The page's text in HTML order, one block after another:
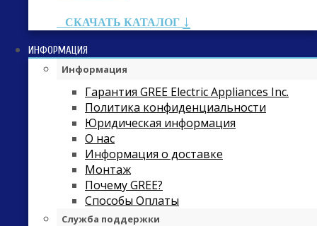
СКАЧАТЬ КАТАЛОГ ↓
ИНФОРМАЦИЯ
Информация
Гарантия GREE Electric Appliances Inc.
Политика конфиденциальности
Юридическая информация
О нас
Информация о доставке
Монтаж
Почему GREE?
Способы Оплаты
Служба поддержки